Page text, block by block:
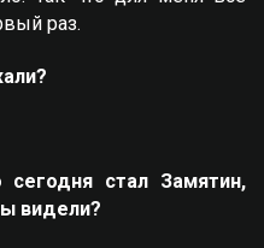
раз.
стал Замятин,
видели?